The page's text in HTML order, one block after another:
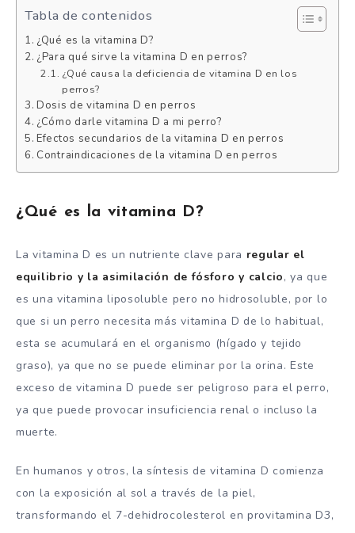
Tabla de contenidos
¿Qué es la vitamina D?
¿Para qué sirve la vitamina D en perros?
¿Qué causa la deficiencia de vitamina D en los
perros?
Dosis de vitamina D en perros
¿Cómo darle vitamina D a mi perro?
Efectos secundarios de la vitamina D en perros
Contraindicaciones de la vitamina D en perros
¿Qué es la vitamina D?
La vitamina D es un nutriente clave para regular el
equilibrio y la asimilación de fósforo y calcio, ya que
es una vitamina liposoluble pero no hidrosoluble, por lo
que si un perro necesita más vitamina D de lo habitual,
esta se acumulará en el organismo (hígado y tejido
graso), ya que no se puede eliminar por la orina. Este
exceso de vitamina D puede ser peligroso para el perro,
ya que puede provocar insuficiencia renal o incluso la
muerte.
En humanos y otros, la síntesis de vitamina D comienza
con la exposición al sol a través de la piel,
transformando el 7-dehidrocolesterol en provitamina D3,